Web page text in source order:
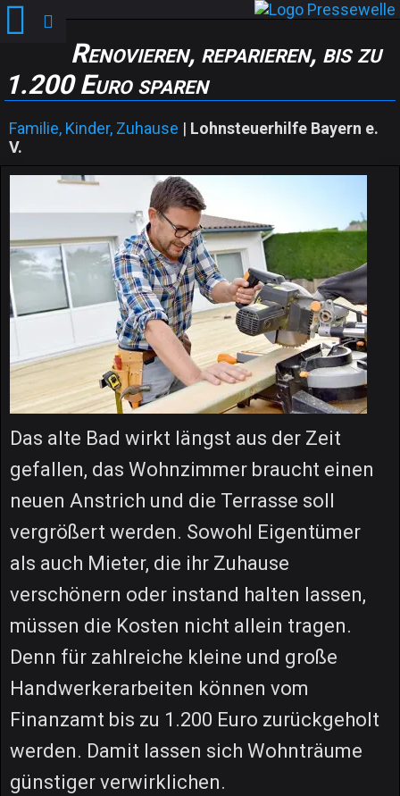
Renovieren, reparieren, bis zu
1.200 Euro sparen
Familie, Kinder, Zuhause | Lohnsteuerhilfe Bayern e.
V.
Das alte Bad wirkt längst aus der Zeit
gefallen, das Wohnzimmer braucht einen
neuen Anstrich und die Terrasse soll
vergrößert werden. Sowohl Eigentümer
als auch Mieter, die ihr Zuhause
verschönern oder instand halten lassen,
müssen die Kosten nicht allein tragen.
Denn für zahlreiche kleine und große
Handwerkerarbeiten können vom
Finanzamt bis zu 1.200 Euro zurückgeholt
werden. Damit lassen sich Wohnträume
günstiger verwirklichen.